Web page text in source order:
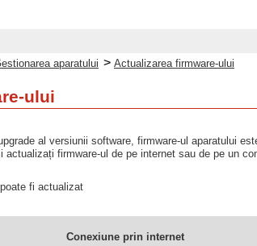
aparatului > Actualizarea firmware-ului
ului
al versiunii software, firmware-ul aparatului
actualizați firmware-ul de pe internet sau de pe un
fi actualizat
Conexiune prin internet